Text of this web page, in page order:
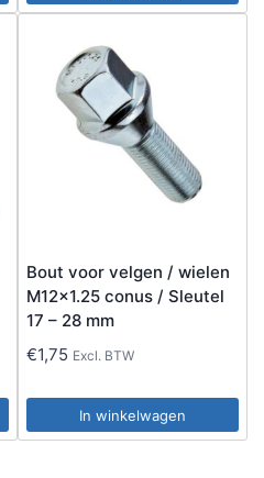
Bout voor velgen / wielen
M12x1.25 conus / Sleutel
17 – 28 mm
€1,75 Excl. BTW
In winkelwagen